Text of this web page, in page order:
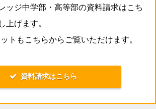
ッジ中学部・高等部の資料請求はこち
上げます。
トもこちらからご覧いただけます。
資料請求はこちら